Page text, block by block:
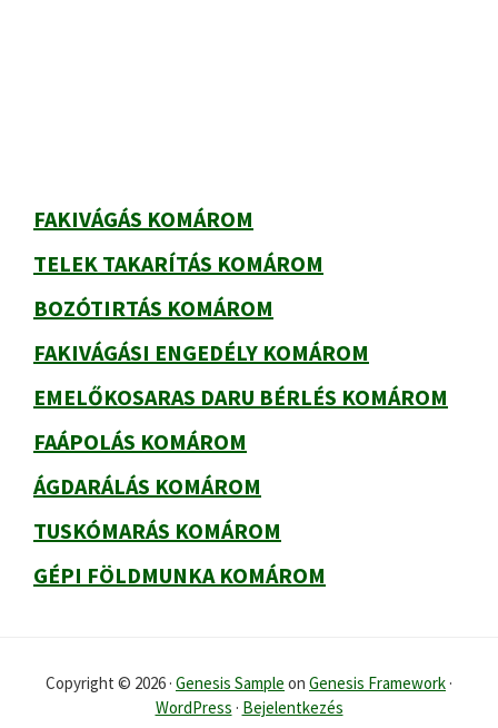
FAKIVÁGÁS KOMÁROM
TELEK TAKARÍTÁS KOMÁROM
BOZÓTIRTÁS KOMÁROM
FAKIVÁGÁSI ENGEDÉLY KOMÁROM
EMELŐKOSARAS DARU BÉRLÉS KOMÁROM
FAÁPOLÁS KOMÁROM
ÁGDARÁLÁS KOMÁROM
TUSKÓMARÁS KOMÁROM
GÉPI FÖLDMUNKA KOMÁROM
Copyright © 2026 · Genesis Sample on Genesis Framework ·
WordPress · Bejelentkezés